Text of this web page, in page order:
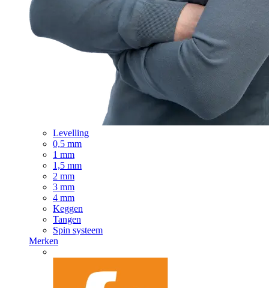
Levelling
0,5 mm
1 mm
1,5 mm
2 mm
3 mm
4 mm
Keggen
Tangen
Spin systeem
Merken